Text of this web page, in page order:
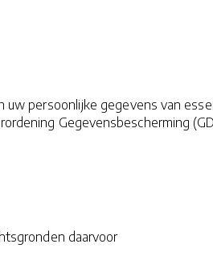
persoonlijke gegevens van
Gegevensbescherming
daarvoor